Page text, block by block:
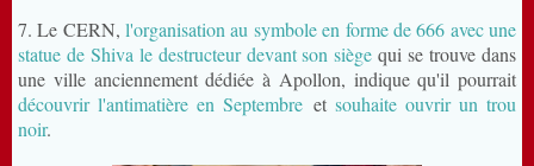
7. Le CERN,l'organisation au symbole en forme de 666 avec une
statue de Shiva le destructeur devant son siège qui se trouve dans
une ville anciennement dédiée à Apollon, indique qu'il pourrait
découvrir l'antimatière en Septembre et souhaite ouvrir un trou
noir.